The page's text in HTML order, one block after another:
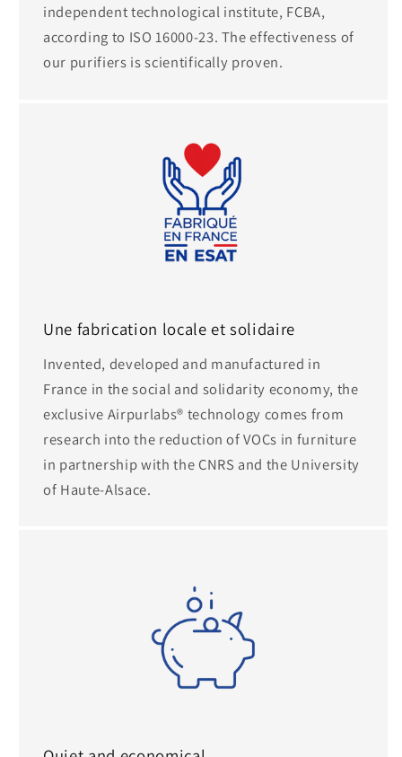
independent technological institute, FCBA,
according to ISO 16000-23. The effectiveness of
our purifiers is scientifically proven.
Une fabrication locale et solidaire
Invented, developed and manufactured in
France in the social and solidarity economy, the
exclusive Airpurlabs® technology comes from
research into the reduction of VOCs in furniture
in partnership with the CNRS and the University
of Haute-Alsace.